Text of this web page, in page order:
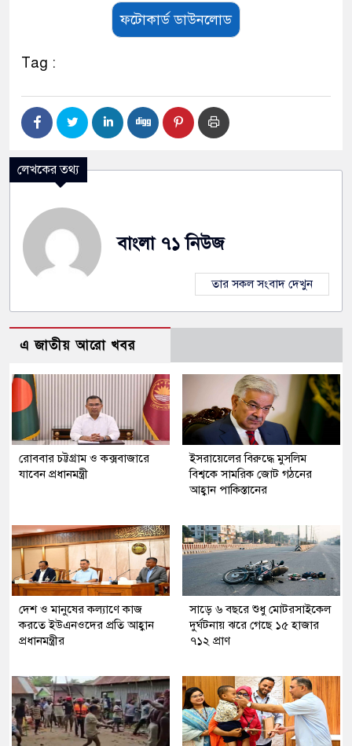
ফটোকার্ড ডাউনলোড
Tag :
লেখকের তথ্য
বাংলা ৭১ নিউজ
তার সকল সংবাদ দেখুন
এ জাতীয় আরো খবর
রোববার চট্টগ্রাম ও কক্সবাজারে
যাবেন প্রধানমন্ত্রী
ইসরায়েলের বিরুদ্ধে মুসলিম
বিশ্বকে সামরিক জোট গঠনের
আহ্বান পাকিস্তানের
দেশ ও মানুষের কল্যাণে কাজ
করতে ইউএনওদের প্রতি আহ্বান
প্রধানমন্ত্রীর
সাড়ে ৬ বছরে শুধু মোটরসাইকেল
দুর্ঘটনায় ঝরে গেছে ১৫ হাজার
৭১২ প্রাণ